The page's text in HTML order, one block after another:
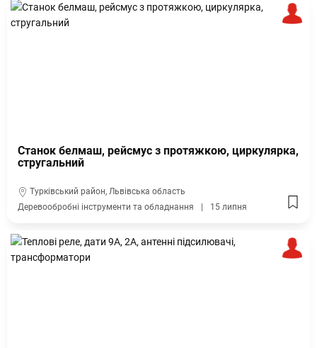
Станок белмаш, рейсмус з протяжкою, циркулярка,
стругальний
Турківський район, Львівська область
Деревообробні інструменти та обладнання
15 липня